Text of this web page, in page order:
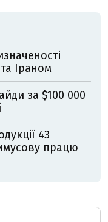
Іраном
за $100 000
43
працю